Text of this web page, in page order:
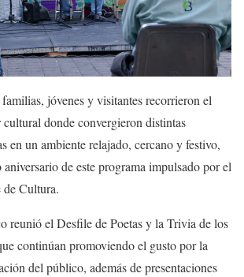
jóvenes y visitantes recorrieron el
donde convergieron distintas
en un ambiente relajado, cercano y festivo,
de este programa impulsado por el
de Cultura.
reunió el Desfile de Poetas ylaTriviade los
continúan promoviendo el gusto por la
del público, además de presentaciones